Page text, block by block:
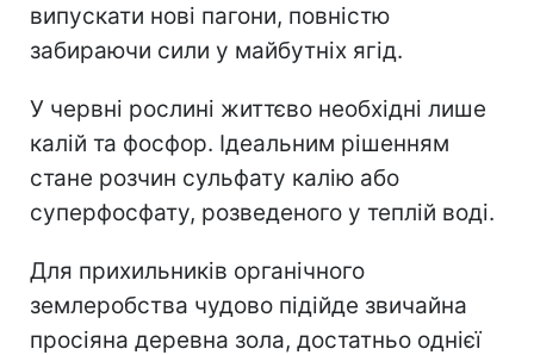
випускати нові пагони, повністю
забираючи сили у майбутніх ягід.
У червні рослині життєво необхідні лише
калій та фосфор. Ідеальним рішенням
стане розчин сульфату калію або
суперфосфату, розведеного у теплій воді.
Для прихильників органічного
землеробства чудово підійде звичайна
просіяна деревна зола, достатньо однієї